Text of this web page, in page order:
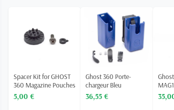
Spacer Kit for GHOST
360 Magazine Pouches
5,00 €
Ghost 360 Porte-
chargeur Bleu
36,55 €
MAG1